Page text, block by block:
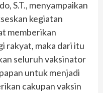
S.T., menyampaikan
kegiatan
memberikan
rakyat, maka dari itu
seluruh vaksinator
untuk menjadi
cakupan vaksin